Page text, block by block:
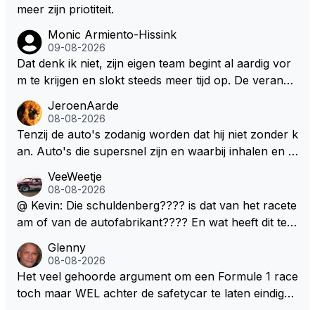
meer zijn priotiteit.
Monic Armiento-Hissink
09-08-2026
Dat denk ik niet, zijn eigen team begint al aardig vor
m te krijgen en slokt steeds meer tijd op. De verande
en zullen ben ik bang niet het gewenste effect hebb
en. Mocht het wel zo zijn dan zal het 3 jaar zijn, hoo
guit 5 jaar maar echt niet langer. Vergeet niet, hij hee
em meer plezier gebracht dan de F1 op dit moment.
JeroenAarde
08-08-2026
Tenzij de auto's zodanig worden dat hij niet zonder k
an. Auto's die supersnel zijn en waarbij inhalen en v
ronkende motoren en op de grenzen rijden van de
mogelijkheden. Het ouderwetse racen waarbij de ma
nnen en jongens verdeeld worden. Als deze auto's g
uden dan dat hij op dit moment beweerd. Dan kan hij
zijn talenten en uitzonderlijke klasse laten zien en he
eft daar enorm veel lol aan.
VeeWeetje
08-08-2026
@ Kevin: Die schuldenberg???? is dat van het racete
am of van de autofabrikant???? En wat heeft dit te
ert nu de spindoctor van newey geworden?? Eerlijk
gezegd snap ik de de kop én het artikel niet echt.
Glenny
08-08-2026
Het veel gehoorde argument om een Formule 1 race
toch maar WEL achter de safetycar te laten eindigen